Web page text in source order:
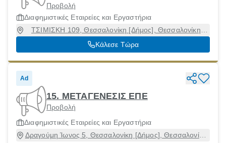
Προβολή
Διαφημιστικές Εταιρείες και Εργαστήρια
ΤΣΙΜΙΣΚΗ 109, Θεσσαλονίκη [Δήμος], Θεσσαλονίκη,
54622
Κάλεσε Τώρα
Ad
15. ΜΕΤΑΓΕΝΕΣΙΣ ΕΠΕ
Προβολή
Διαφημιστικές Εταιρείες και Εργαστήρια
Δραγούμη Ίωνος 5, Θεσσαλονίκη [Δήμος], Θεσσαλονίκη,